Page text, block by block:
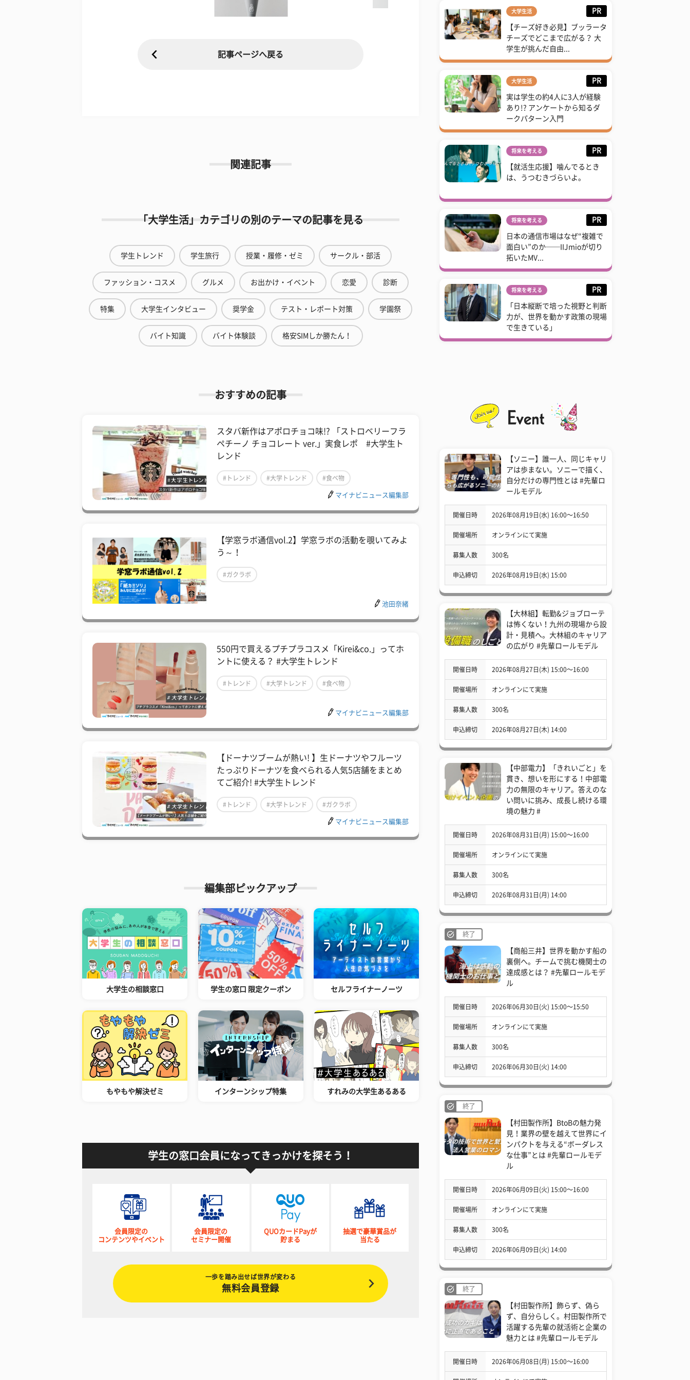
記事ページへ戻る
関連記事
「大学生活」カテゴリの別のテーマの記事を見る
学生トレンド 学生旅行 授業・履修・ゼミ サークル・部活
ファッション・コスメ グルメ お出かけ・イベント 恋愛 診断
特集 大学生インタビュー 奨学金 テスト・レポート対策 学園祭
バイト知識 バイト体験談 格安SIMしか勝たん！
おすすめの記事
スタバ新作はアポロチョコ味!? 「ストロベリーフラ
ペチーノ チョコレート ver.」実食レポ #大学生ト
レンド
#トレンド #大学トレンド #食べ物
マイナビニュース編集部
【学窓ラボ通信vol.2】学窓ラボの活動を覗いてみよ
う～！
#ガクラボ
池田奈緒
550円で買えるプチプラコスメ「Kirei&co.」ってホ
ントに使える？ #大学生トレンド
#トレンド #大学トレンド #食べ物
マイナビニュース編集部
【ドーナツブームが熱い! 】生ドーナツやフルーツ
たっぷりドーナツを食べられる人気5店舗をまとめ
てご紹介! #大学生トレンド
#トレンド #大学トレンド #ガクラボ
マイナビニュース編集部
編集部ピックアップ
大学生の相談窓口 学生の窓口 限定クーポン セルフライナーノーツ
もやもや解決ゼミ インターンシップ特集 すれみの大学生あるある
学生の窓口会員になってきっかけを探そう！
会員限定の
コンテンツやイベント
会員限定の
セミナー開催
QUOカードPayが
貯まる
抽選で豪華賞品が
当たる
一歩を踏み出せば世界が変わる
無料会員登録
大学生活 PR
【チーズ好き必見】ブッラータ
チーズでどこまで広がる？ 大
学生が挑んだ自由...
大学生活 PR
実は学生の約4人に3人が経験
あり!? アンケートから知るダ
ークパターン入門
将来を考える PR
【就活生応援】噛んでるとき
は、うつむきづらいよ。
将来を考える PR
日本の通信市場はなぜ“複雑で
面白い”のか──IIJmioが切り
拓いたMV...
将来を考える PR
「日本縦断で培った視野と判断
力が、世界を動かす政策の現場
で生きている」
【ソニー】誰一人、同じキャリ
アは歩まない。ソニーで描く、
自分だけの専門性とは #先輩ロ
ールモデル
開催日時 2026年08月19日(水) 16:00〜16:50
開催場所 オンラインにて実施
募集人数 300名
申込締切 2026年08月19日(水) 15:00
【大林組】転勤&ジョブローテ
は怖くない！九州の現場から設
計・見積へ。大林組のキャリア
の広がり #先輩ロールモデル
開催日時 2026年08月27日(木) 15:00〜16:00
開催場所 オンラインにて実施
募集人数 300名
申込締切 2026年08月27日(木) 14:00
【中部電力】「きれいごと」を
貫き、想いを形にする！中部電
力の無限のキャリア。答えのな
い問いに挑み、成長し続ける環
境の魅力 #
開催日時 2026年08月31日(月) 15:00〜16:00
開催場所 オンラインにて実施
募集人数 300名
申込締切 2026年08月31日(月) 14:00
終了
【商船三井】世界を動かす船の
裏側へ。チームで挑む機関士の
達成感とは？ #先輩ロールモデ
ル
開催日時 2026年06月30日(火) 15:00〜15:50
開催場所 オンラインにて実施
募集人数 300名
申込締切 2026年06月30日(火) 14:00
終了
【村田製作所】BtoBの魅力発
見！業界の壁を越えて世界にイ
ンパクトを与える“ボーダレス
な仕事”とは #先輩ロールモデ
ル
開催日時 2026年06月09日(火) 15:00〜16:00
開催場所 オンラインにて実施
募集人数 300名
申込締切 2026年06月09日(火) 14:00
終了
【村田製作所】飾らず、偽ら
ず、自分らしく。村田製作所で
活躍する先輩の就活術と企業の
魅力とは #先輩ロールモデル
開催日時 2026年06月08日(月) 15:00〜16:00